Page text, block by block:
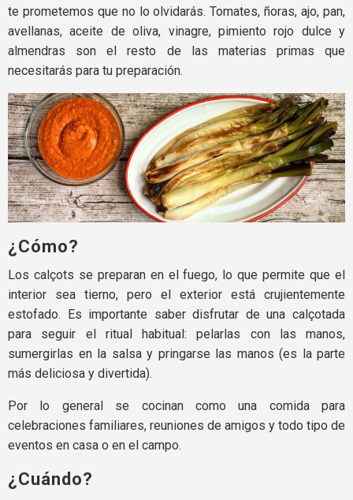
te prometemos que no lo olvidarás. Tomates, ñoras, ajo, pan,
avellanas, aceite de oliva, vinagre, pimiento rojo dulce y
almendras son el resto de las materias primas que
necesitarás para tu preparación.
¿Cómo?
Los calçots se preparan en el fuego, lo que permite que el
interior sea tierno, pero el exterior está crujientemente
estofado. Es importante saber disfrutar de una calçotada
para seguir el ritual habitual: pelarlas con las manos,
sumergirlas en la salsa y pringarse las manos (es la parte
más deliciosa y divertida).
Por lo general se cocinan como una comida para
celebraciones familiares, reuniones de amigos y todo tipo de
eventos en casa o en el campo.
¿Cuándo?